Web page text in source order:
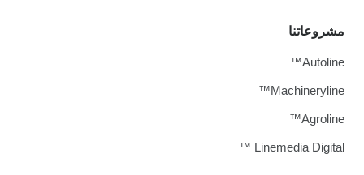
مشروعاتنا
Autoline™
Machineryline™
Agroline™
Linemedia Digital ™